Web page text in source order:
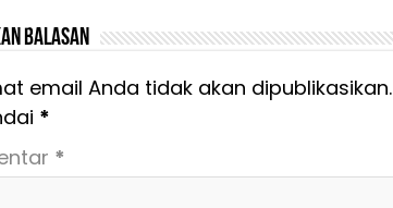
Balasan
email Anda tidak akan dipublikasikan.
*
*